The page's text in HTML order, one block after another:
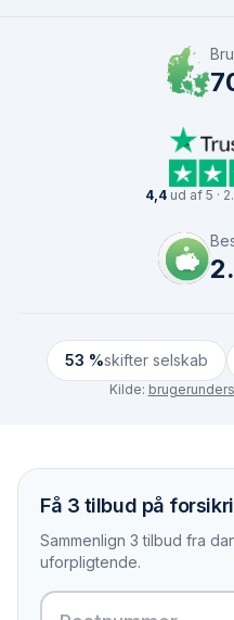
4,4ud af 5 ·
53 %skifter selskab
Kilde:
Få 3 tilbud på
Sammenlign 3 tilbud fra
uforpligtende.